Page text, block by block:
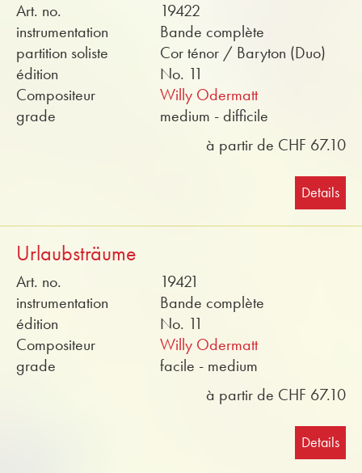
Art. no.
19422
instrumentation
Bande complète
partition soliste
Cor ténor / Baryton (Duo)
édition
No. 11
Compositeur
Willy Odermatt
grade
medium - difficile
à partir de CHF 67.10
Details
Urlaubsträume
Art. no.
19421
instrumentation
Bande complète
édition
No. 11
Compositeur
Willy Odermatt
grade
facile - medium
à partir de CHF 67.10
Details